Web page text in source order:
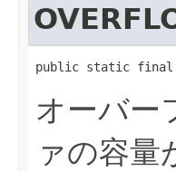
public static final
オーバー
ァの容量